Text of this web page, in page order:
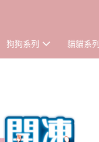
狗狗系列 貓貓系列